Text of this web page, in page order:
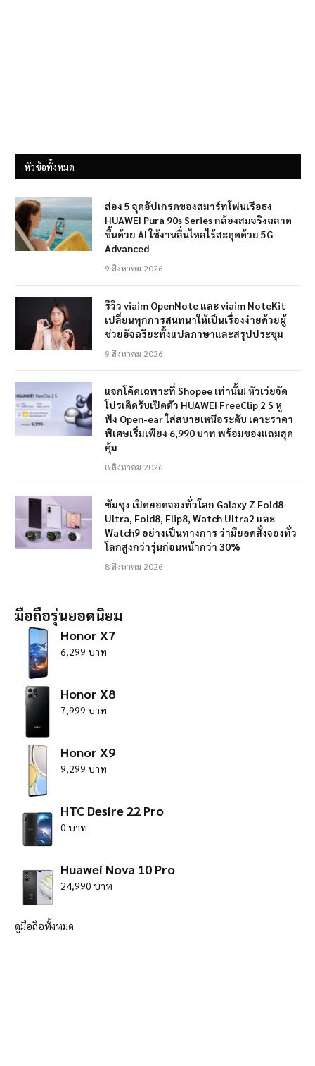
หัวข้อทั้งหมด
ส่อง 5 จุดอัปเกรดของสมาร์ทโฟนเรือธง
HUAWEI Pura 90s Series กล้องสมจริงฉลาด
ขึ้นด้วย AI ใช้งานลื่นไหลไร้สะดุดด้วย 5G
Advanced
9 สิงหาคม 2026
รีวิว viaim OpenNote และ viaim NoteKit
เปลี่ยนทุกการสนทนาให้เป็นเรื่องง่ายด้วยผู้
ช่วยอัจฉริยะทั้งแปลภาษาและสรุปประชุม
9 สิงหาคม 2026
แจกโค้ดเฉพาะที่ Shopee เท่านั้น! หัวเว่ยจัด
โปรเด็ดรับเปิดตัว HUAWEI FreeClip 2 S หู
ฟัง Open-ear ใส่สบายเหนือระดับ เคาะราคา
พิเศษเริ่มเพียง 6,990 บาท พร้อมของแถมสุด
คุ้ม
8 สิงหาคม 2026
ซัมซุง เปิดยอดจองทั่วโลก Galaxy Z Fold8
Ultra, Fold8, Flip8, Watch Ultra2 และ
Watch9 อย่างเป็นทางการ ว่ามียอดสั่งจองทั่ว
โลกสูงกว่ารุ่นก่อนหน้ากว่า 30%
8 สิงหาคม 2026
มือถือรุ่นยอดนิยม
Honor X7
6,299 บาท
Honor X8
7,999 บาท
Honor X9
9,299 บาท
HTC Desire 22 Pro
0 บาท
Huawei Nova 10 Pro
24,990 บาท
ดูมือถือทั้งหมด